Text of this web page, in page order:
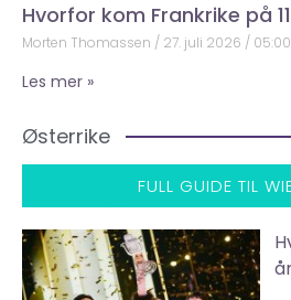
Hvorfor kom Frankrike på
Morten Thomassen 27. juli 2026 05:00
Les mer »
Østerrike
FULL GUIDE TIL